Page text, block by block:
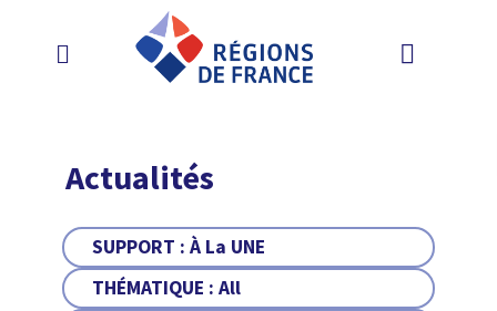
Actualités
SUPPORT :À La UNE
THÉMATIQUE :All